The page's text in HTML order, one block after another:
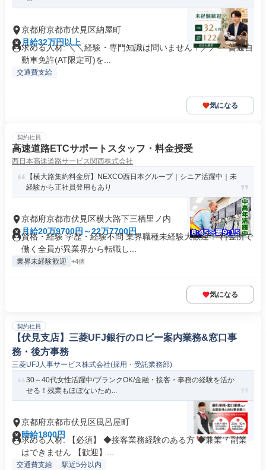
京都府京都市伏見区納屋町
月給32万円以上
求める人材: ＼＼経験・専門知識は問いません！／／ ・普通自
動車免許(AT限定可)を...
交通費支給
気になる
契約社員
高速道路ETCサポートスタッフ・料金授受
西日本高速道路サービス関西株式会社
【横大路集約料金所】NEXCO西日本グループ｜シニア活躍中｜未
経験から正社員登用もあり
京都府京都市伏見区横大路下三栖里ノ内
月給20万9700円～22万7700円
資格・経験 学歴・経験不問 業界職種未経験大歓迎！ 料金所で
働く全員が異業界から転職し...
業界未経験歓迎 +4個
気になる
契約社員
【伏見支店】三菱UFJ銀行のロビー案内業務&窓口事
務・後方事務
三菱UFJ人事サービス株式会社(採用・受託業務部)
30～40代女性活躍中/ブランクOK/金融・接客・事務の経験を活か
せる！残業もほぼないため...
京都府京都市伏見区風呂屋町
時給1800円
求める人材: 【必須】 ◆接客業務経験のある方 ◆兼業・副業
はできません 【歓迎】...
交通費支給 駅近5分以内